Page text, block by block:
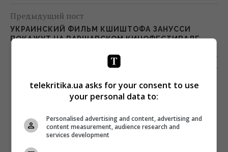
Предыдущий пост
УКРАИНСКИЙ ФИЛЬМ КШИШТОФА ЗАНУССИ
ПОКАЖУТ НА ВАРШАВСКОМ КИНОФЕСТИВАЛЕ
Следующий пост
ЗАЛОЖНИКИ БЮРОКРАТИЗМА: ЖАЛОБУ
telekritika.ua asks for your consent to use
your personal data to:
Personalised advertising and content, advertising and
content measurement, audience research and
services development